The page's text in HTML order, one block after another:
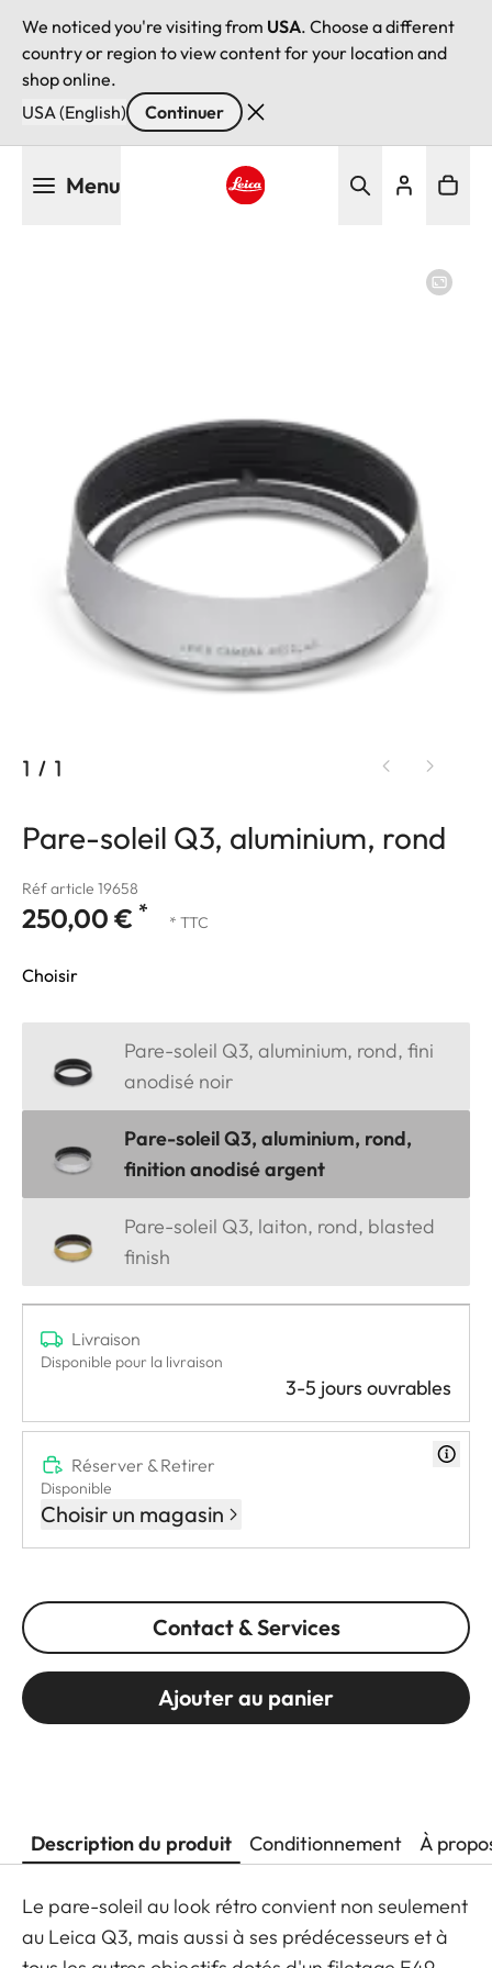
We noticed you're visiting from USA. Choose a different
country or region to view content for your location and
shop online.
USA (English)
Continuer
Menu
1 / 1
Pare-soleil Q3, aluminium, rond
Réf article 19658
250,00 € * * TTC
Choisir
Pare-soleil Q3, aluminium, rond, fini
anodisé noir
Pare-soleil Q3, aluminium, rond,
finition anodisé argent
Pare-soleil Q3, laiton, rond, blasted
finish
Livraison
Disponible pour la livraison
3-5 jours ouvrables
Réserver & Retirer
Disponible
Choisir un magasin
Contact & Services
Ajouter au panier
Description du produit Conditionnement À
Le pare-soleil au look rétro convient non seulement
au Leica Q3, mais aussi à ses prédécesseurs et à